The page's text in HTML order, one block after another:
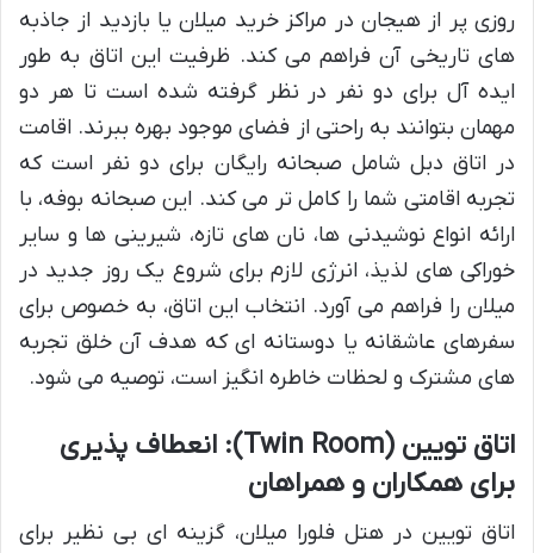
روزی پر از هیجان در مراکز خرید میلان یا بازدید از جاذبه
های تاریخی آن فراهم می کند. ظرفیت این اتاق به طور
ایده آل برای دو نفر در نظر گرفته شده است تا هر دو
مهمان بتوانند به راحتی از فضای موجود بهره ببرند. اقامت
در اتاق دبل شامل صبحانه رایگان برای دو نفر است که
تجربه اقامتی شما را کامل تر می کند. این صبحانه بوفه، با
ارائه انواع نوشیدنی ها، نان های تازه، شیرینی ها و سایر
خوراکی های لذیذ، انرژی لازم برای شروع یک روز جدید در
میلان را فراهم می آورد. انتخاب این اتاق، به خصوص برای
سفرهای عاشقانه یا دوستانه ای که هدف آن خلق تجربه
های مشترک و لحظات خاطره انگیز است، توصیه می شود.
اتاق تویین (Twin Room): انعطاف پذیری
برای همکاران و همراهان
اتاق تویین در هتل فلورا میلان، گزینه ای بی نظیر برای